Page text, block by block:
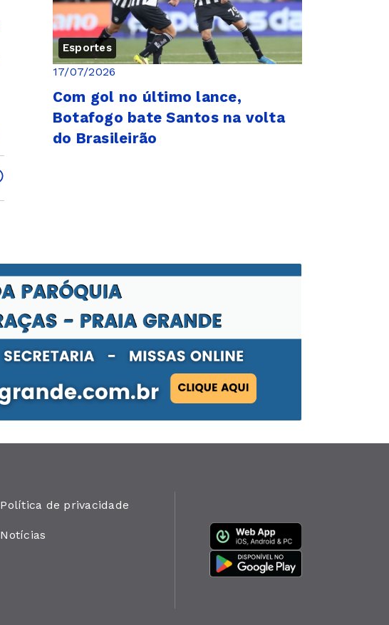
Esportes
17/07/2026
Com gol no último lance,
Botafogo bate Santos na volta
do Brasileirão
Política de privacidade
Notícias